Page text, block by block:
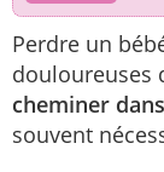
Perdre un
douloureuses
cheminer
souvent